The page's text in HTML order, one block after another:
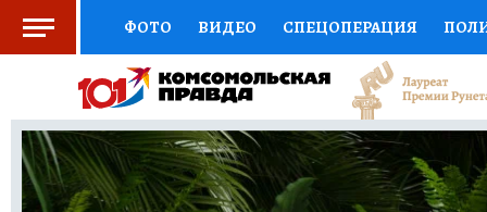
ФОТО ВИДЕО СПЕЦОПЕРАЦИЯ
СОЦПОДДЕРЖКА НАУКА СПОРТ
ВЫБОР ЭКСПЕРТОВ ДОКТОР
КНИЖНАЯ ПОЛКА ПРОГНОЗЫ НА СПОРТ